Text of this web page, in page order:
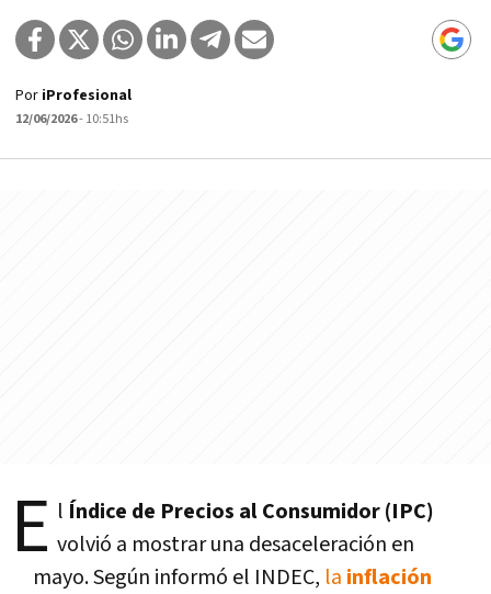
Por iProfesional
12/06/2026- 10:51hs
E l Índice de Precios al Consumidor (IPC)
volvió a mostrar una desaceleración en
mayo. Según informó el INDEC, la inflación